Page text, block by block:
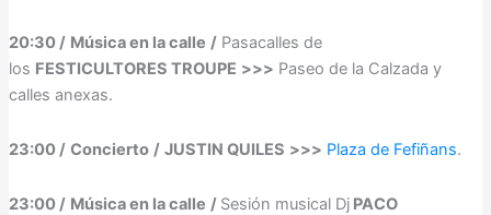
20:30 / Música en la calle /Pasacalles de
los FESTICULTORES TROUPE >>> Paseo de la Calzada y
calles anexas.
23:00 / Concierto / JUSTIN QUILES >>> Plaza de Fefiñans.
23:00 / Música en la calle / Sesión musical DjPACO